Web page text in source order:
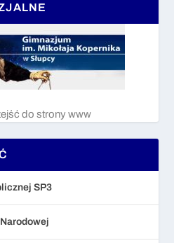
do strony www
SP3